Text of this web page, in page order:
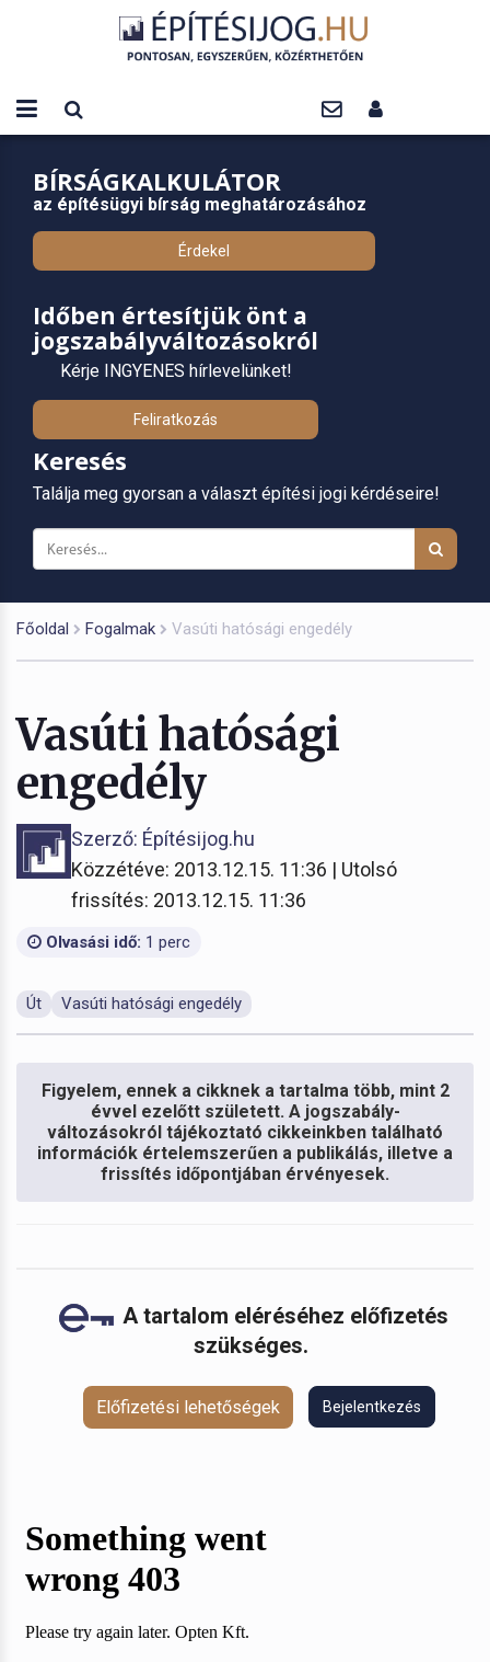
BÍRSÁGKALKULÁTOR
az építésügyi bírság meghatározásához
Érdekel
Időben értesítjük önt a
jogszabályváltozásokról
Kérje INGYENES hírlevelünket!
Feliratkozás
Keresés
Találja meg gyorsan a választ építési jogi kérdéseire!
Főoldal Fogalmak Vasúti hatósági engedély
Vasúti hatósági
engedély
Szerző: Építésijog.hu
Közzétéve: 2013.12.15. 11:36 | Utolsó
frissítés: 2013.12.15. 11:36
Olvasási idő: 1 perc
Út Vasúti hatósági engedély
Figyelem, ennek a cikknek a tartalma több, mint 2
évvel ezelőtt született. A jogszabály-
változásokról tájékoztató cikkeinkben található
információk értelemszerűen a publikálás, illetve a
frissítés időpontjában érvényesek.
A tartalom eléréséhez előfizetés
szükséges.
Előfizetési lehetőségek Bejelentkezés